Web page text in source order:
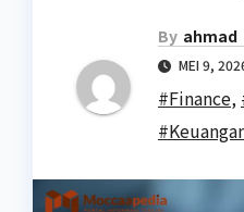
By ahmad
MEI 9,
#Finance,